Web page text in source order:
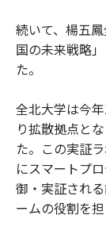
続いて、楊五
国の未来戦略
た。
全北大学は今
り拡散拠点と
た。この実証
にスマートプ
御・実証され
ームの役割を担